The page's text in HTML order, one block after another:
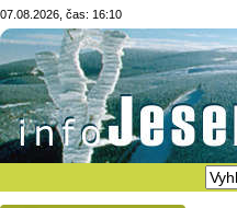
07.08.2026, čas: 16:10